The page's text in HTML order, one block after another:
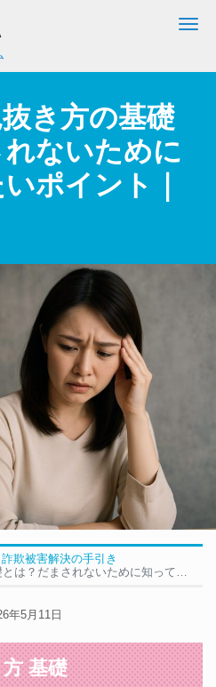
き方の基礎
ないために
ポイント｜
詐欺被害解決の手引き
ないために知っておきたいポイント｜詐欺被害
年5月11日
基礎